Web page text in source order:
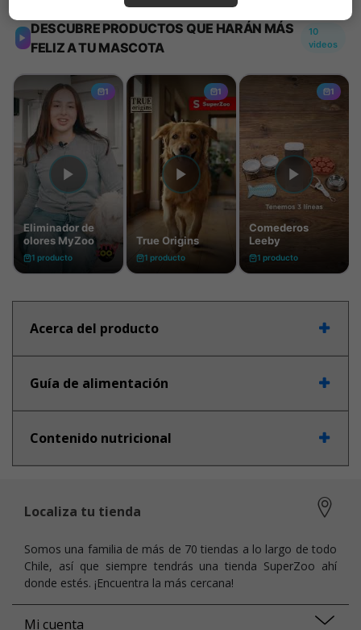
Acerca del producto
Guía de alimentación
Contenido nutricional
Localiza tu tienda
Somos una familia de más de 70 tiendas a lo largo de todo
Chile, así que siempre tendrás una tienda SuperZoo ahí
donde estés. ¡Encuentra la más cercana!
Mi cuenta